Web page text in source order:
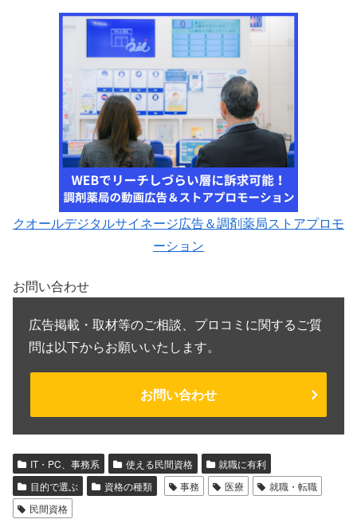
クオールデジタルサイネージ広告＆調剤薬局ストアプロモ
ーション
お問い合わせ
広告掲載・取材等のご相談、プロコミに関するご質
問は以下からお願いいたします。
お問い合わせ
IT・PC、事務系 使える民間資格
就職に有利
目的で選ぶ
資格の種類 事務 医療
就職・転職
民間資格